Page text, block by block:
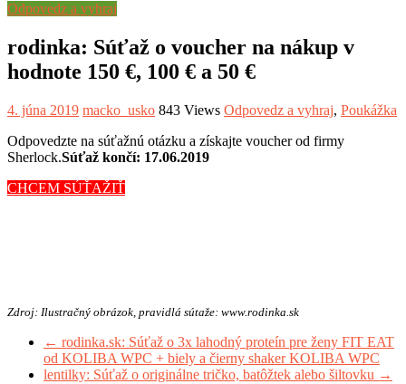
Odpovedz a vyhraj
rodinka: Súťaž o voucher na nákup v
hodnote 150 €, 100 € a 50 €
4. júna 2019 macko_usko 843 Views Odpovedz a vyhraj, Poukážka
Odpovedzte na súťažnú otázku a získajte voucher od firmy
Sherlock.Súťaž končí: 17.06.2019
CHCEM SÚŤAŽIŤ
Zdroj: Ilustračný obrázok, pravidlá sútaže: www.rodinka.sk
← rodinka.sk: Súťaž o 3x lahodný proteín pre ženy FIT EAT
od KOLIBA WPC + biely a čierny shaker KOLIBA WPC
lentilky: Súťaž o originálne tričko, batôžtek alebo šiltovku →